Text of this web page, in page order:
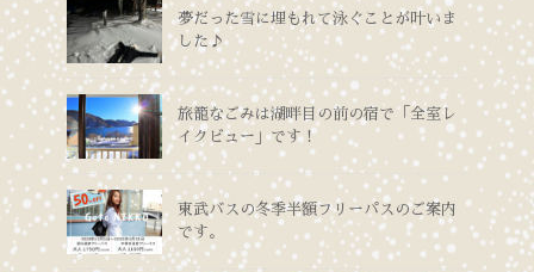
夢だった雪に埋もれて泳ぐことが叶いま
した♪
旅籠なごみは湖畔目の前の宿で「全室レ
イクビュー」です！
東武バスの冬季半額フリーパスのご案内
です。